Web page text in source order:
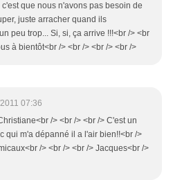
c'est que nous n'avons pas besoin de
juste arracher quand ils
peu trop... Si, si, ça arrive !!!<br /> <br
à bientôt<br /> <br /> <br /> <br />
07:36
/> <br /> <br /> C'est un
qui m'a dépanné il a l'air bien!!<br />
/> <br /> <br /> Jacques<br />